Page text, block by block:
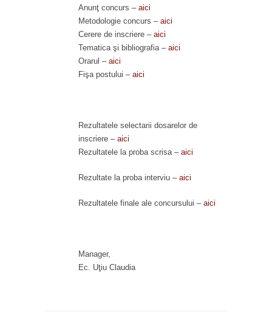
Anunţ concurs – aici
Metodologie concurs – aici
Cerere de inscriere – aici
Tematica şi bibliografia – aici
Orarul – aici
Fişa postului – aici
Rezultatele selectarii dosarelor de
inscriere – aici
Rezultatele la proba scrisa – aici
Rezultate la proba interviu – aici
Rezultatele finale ale concursului – aici
Manager,
Ec. Uţiu Claudia